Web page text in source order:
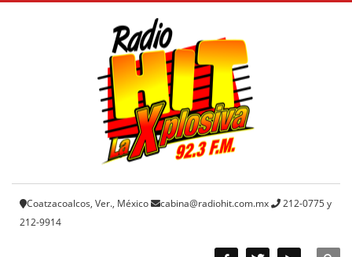
Coatzacoalcos, Ver., México cabina@radiohit.com.mx
212-0775 y
212-9914